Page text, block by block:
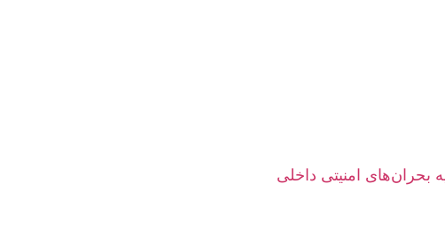
بحران‌های امنیتی داخلی